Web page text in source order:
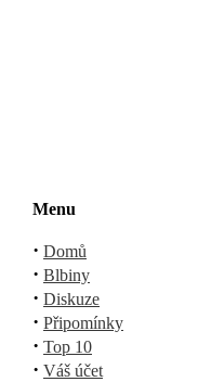
Menu
· Domů
· Blbiny
· Diskuze
· Připomínky
· Top 10
· Váš účet